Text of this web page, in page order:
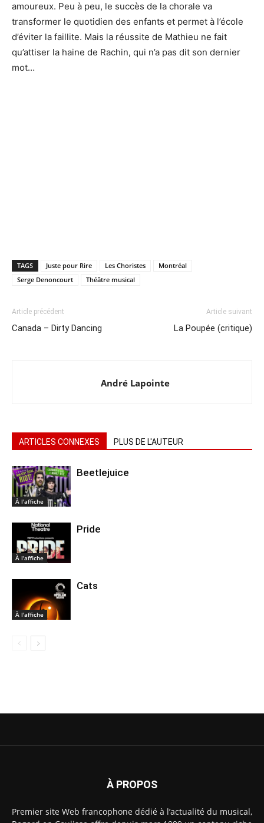
amoureux. Peu à peu, le succès de la chorale va
transformer le quotidien des enfants et permet à l’école
d’éviter la faillite. Mais la réussite de Mathieu ne fait
qu’attiser la haine de Rachin, qui n’a pas dit son dernier
mot…
TAGS Juste pour Rire Les Choristes
Montréal
Serge Denoncourt
Théâtre musical
Article précédent
Canada – Dirty Dancing
Article suivant
La Poupée (critique)
André Lapointe
ARTICLES CONNEXES PLUS DE L'AUTEUR
À l'affiche
Beetlejuice
À l'affiche
Pride
À l'affiche
Cats
À PROPOS
Premier site Web francophone dédié à l’actualité du musical,